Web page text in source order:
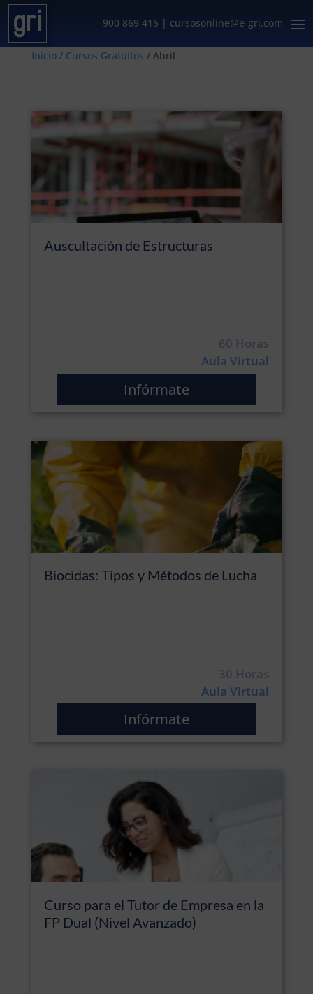
900 869 415 | cursosonline@e-gri.com
Inicio/ Cursos Gratuitos / Abril
Auscultación de Estructuras
60 Horas
Aula Virtual
Infórmate
Biocidas: Tipos y Métodos de Lucha
30 Horas
Aula Virtual
Infórmate
Curso para el Tutor de Empresa en la
FP Dual (Nivel Avanzado)